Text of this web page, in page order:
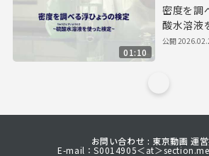
01:10
密度を調
酸水溶液
公開
お問い合わせ : 東京動画 運
E-mail：S0014905＜at＞